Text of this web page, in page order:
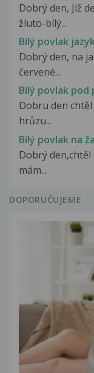
Dobrý den, Již
žluto-bílý...
Bílý povlak
Dobrý den, na
červené...
Bílý povlak pod
Dobru den
hrůzu...
Bílý povlak na
Dobrý den,chtěl
mám...
DOPORUČUJEME